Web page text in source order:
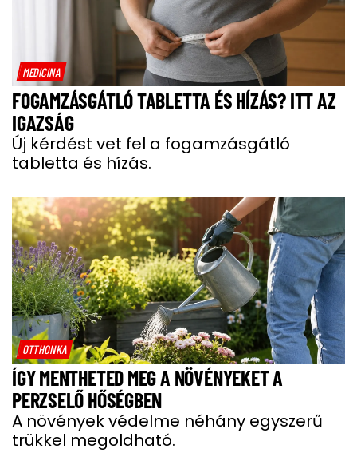
MEDICINA
FOGAMZÁSGÁTLÓ TABLETTA ÉS HÍZÁS? ITT AZ
IGAZSÁG
Új kérdést vet fel a fogamzásgátló
tabletta és hízás.
OTTHONKA
ÍGY MENTHETED MEG A NÖVÉNYEKET A
PERZSELŐ HŐSÉGBEN
A növények védelme néhány egyszerű
trükkel megoldható.